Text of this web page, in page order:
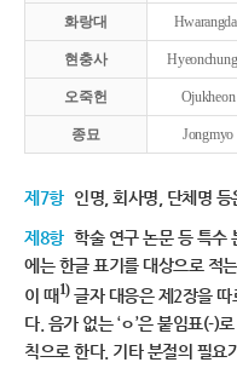
화랑대
현충사
오죽헌 Ojukheon
종묘 Jongmyo
제7항 인명, 회사명, 단체명
제8항 학술 연구 논문 등 특수
에는 한글 표기를 대상으로 적
이 때1)글자 대응은 제2장을 따
다. 음가 없는 ‘ㅇ’은 붙임표(-)
칙으로 한다. 기타 분절의 필요